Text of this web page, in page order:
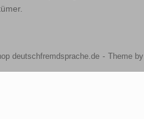
deutschfremdsprache.de Theme by